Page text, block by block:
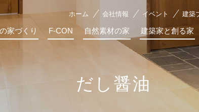
ホーム 会社情報 イベント 建築
家づくり F-CON 自然素材の家 建築家と創る家
だし醤油